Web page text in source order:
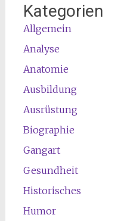
Kategorien
Allgemein
Analyse
Anatomie
Ausbildung
Ausrüstung
Biographie
Gangart
Gesundheit
Historisches
Humor